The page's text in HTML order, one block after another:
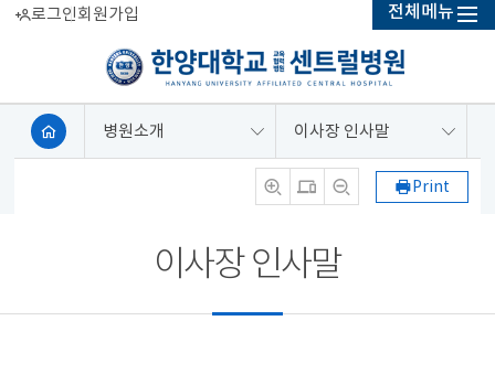
로그인회원가입 전체메뉴
병원소개 이사장 인사말
Print
이사장 인사말